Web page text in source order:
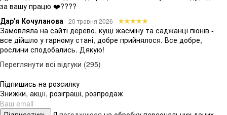
за вашу працю ❤️????
Дар'я Кочуланова
20 травня 2026
Замовляла на сайті дерево, кущі жасміну та саджанці піонів -
все дійшло у гарному стані, добре прийнялося. Все добре,
рослини сподобались. Дякую!
Переглянути всі відгуки (295)
Підпишись на розсилку
Знижки, акції, розіграші, розпродаж